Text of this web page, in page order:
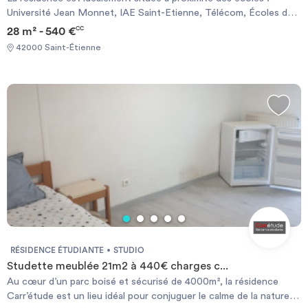
Université Jean Monnet, IAE Saint-Etienne, Télécom, Écoles des
Mines. Les transports en communs seront accessibles en un rien
de temps, Tramway à 5mn à pied. Tu pourras te changer les idées
incluses : tout inclus Les options de la résidence : Internet
illimité, ménage du logement 2X par mois, petit déjeuner, salle de
fitness, Accès sécurisé, espace Co-working, responsable de site,
salle de détente, local vélo, Animation et évènement, réception
28 m² - 540 €CC
42000 Saint-Étienne
RÉSIDENCE ÉTUDIANTE STUDIO
Studette meublée 21m2 à 440€ charges c...
Au cœur d’un parc boisé et sécurisé de 4000m², la résidence
Carr’étude est un lieu idéal pour conjuguer le calme de la nature